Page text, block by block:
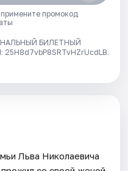
промокод
БИЛЕТНЫЙ
Льва Николаевича